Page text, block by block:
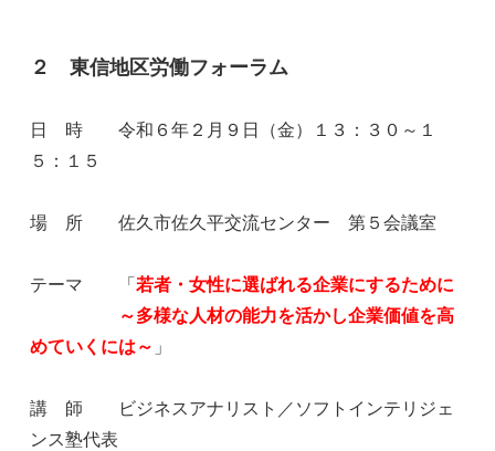
２ 東信地区労働フォーラム
日 時 令和６年２月９日（金）１３：３０～１
５：１５
場 所 佐久市佐久平交流センター 第５会議室
テーマ 「若者・女性に選ばれる企業にするために
～多様な人材の能力を活かし企業価値を高
めていくには～ 」
講 師 ビジネスアナリスト／ソフトインテリジェ
ンス塾代表